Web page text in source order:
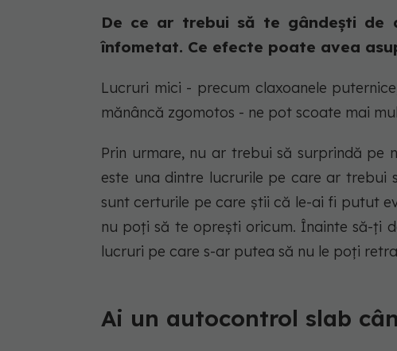
De ce ar trebui să te gândești de
înfometat. Ce efecte poate avea
Lucruri mici - precum claxoanele
mănâncă zgomotos - ne pot scoate mai
Prin urmare, nu ar trebui să surprindă
este una dintre lucrurile pe care ar trebui
sunt certurile pe care știi că le-ai fi putut
nu poți să te oprești oricum. Înainte să-ți
lucruri pe care s-ar putea să nu le poți
Ai un autocontrol slab